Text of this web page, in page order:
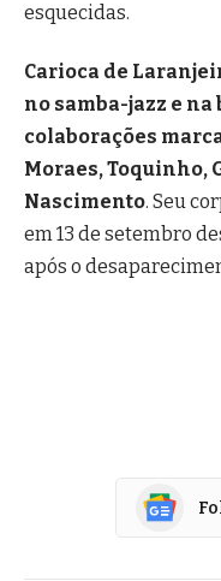
esquecidas.
Carioca de
no samba-jazz e na
colaborações
Moraes, Toquinho,
Nascimento. Seu
em 13 de setembro
após o